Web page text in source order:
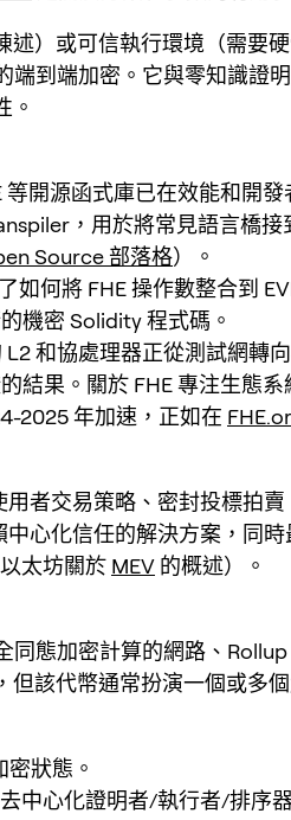
述）或可信執行環境（需要
端到端加密。它與零知識證
。
開源函式庫已在效能和開發
，用於將常見語言橋接
Source 部落格）。
如何將 FHE 操作數整合到
機密 Solidity 程式碼。
L2 和協處理器正從測試網轉
結果。關於 FHE 專注生態系
2025 年加速，正如在
者交易策略、密封投標拍賣
心化信任的解決方案，同時
太坊關於 MEV 的概述）。
同態加密計算的網路、Rollup
但該代幣通常扮演一個或多
狀態。
中心化證明者/執行者/排序器